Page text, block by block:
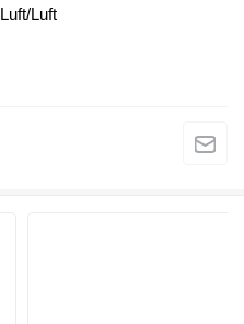
Luft/Luft